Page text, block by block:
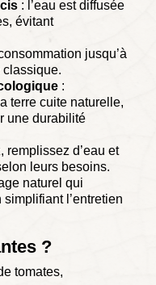
: l’eau est diffusée
évitant
jusqu’à
classique.
:
terre cuite naturelle,
une durabilité
remplissez d’eau et
leurs besoins.
naturel qui
l’entretien
?
tomates,